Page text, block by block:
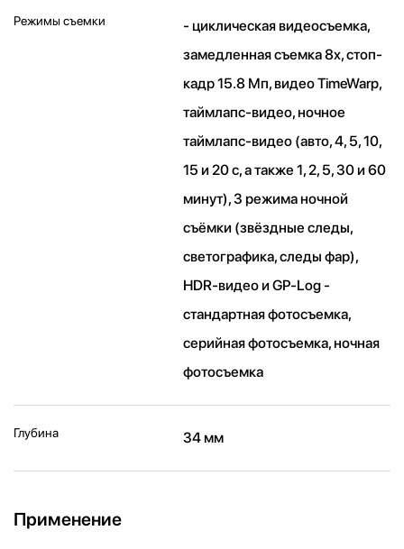
Режимы съемки
- циклическая видеосъемка,
замедленная съемка 8x, стоп-
кадр 15.8 Мп, видео TimeWarp,
таймлапс-видео, ночное
таймлапс-видео (авто, 4, 5, 10,
15 и 20 с, а также 1, 2, 5, 30 и 60
минут), 3 режима ночной
съёмки (звёздные следы,
светографика, следы фар),
HDR-видео и GP-Log -
cтандартная фотосъемка,
серийная фотосъемка, ночная
фотосъемка
Глубина 34 мм
Применение